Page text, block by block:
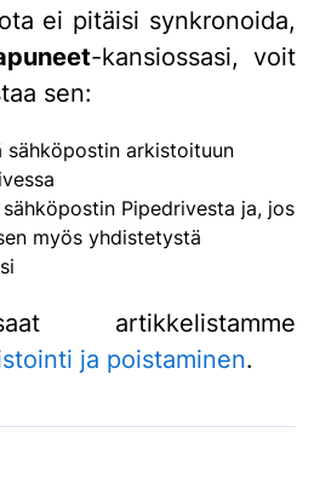
ei pitäisi synkronoida,
-kansiossasi, voit
sen:
sähköpostin arkistoituun
Pipedrivesta ja, jos
myös yhdistetystä
artikkelistamme
ja poistaminen.